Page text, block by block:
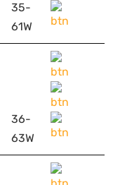
35-
61W
36-
63W